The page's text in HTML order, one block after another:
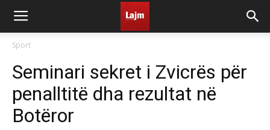
Sport
Seminari sekret i Zvicrës për
penalltitë dha rezultat në
Botëror